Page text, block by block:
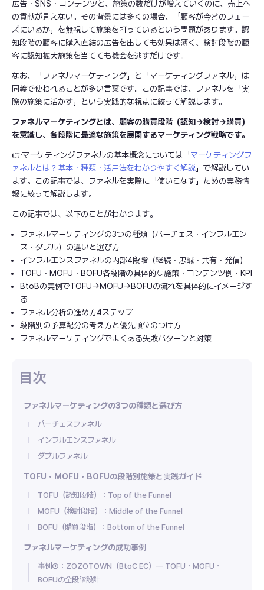
広告・SNS・コンテンツと、施策の数だけが増えていくのに、売上へ
の貢献が見えない。その背景には多くの場合、「顧客が今どのフェー
ズにいるか」を無視して施策を打っているという問題があります。認
知段階の顧客に購入直結の広告を出しても効果は薄く、検討段階の顧
客に認知拡大施策を当てても機会を逃すだけです。
なお、「ファネルマーケティング」と「マーケティングファネル」は
同義で使われることが多い言葉です。この記事では、ファネルを「実
際の施策に活かす」という実践的な視点に絞って解説します。
ファネルマーケティングとは、顧客の購買段階（認知→検討→購買）
を意識し、各段階に最適な施策を展開するマーケティング戦略です。
👉マーケティングファネルの基本概念については「マーケティングフ
ァネルとは？基本・種類・活用法をわかりやすく解説」で解説してい
ます。この記事では、ファネルを実際に「使いこなす」ための実務情
報に絞って解説します。
この記事では、以下のことがわかります。
ファネルマーケティングの3つの種類（パーチェス・インフルエン
ス・ダブル）の違いと選び方
インフルエンスファネルの内部4段階（継続・忠誠・共有・発信）
TOFU・MOFU・BOFU各段階の具体的な施策・コンテンツ例・KPI
BtoBの実例でTOFU→MOFU→BOFUの流れを具体的にイメージす
る
ファネル分析の進め方4ステップ
段階別の予算配分の考え方と優先順位のつけ方
ファネルマーケティングでよくある失敗パターンと対策
ファネルマーケティングの3つの種類と選び方
パーチェスファネル
インフルエンスファネル
ダブルファネル
TOFU・MOFU・BOFUの段階別施策と実践ガイド
TOFU（認知段階）：Top of the Funnel
MOFU（検討段階）：Middle of the Funnel
BOFU（購買段階）：Bottom of the Funnel
ファネルマーケティングの成功事例
事例①：ZOZOTOWN（BtoC EC）— TOFU・MOFU・
BOFUの全段階設計